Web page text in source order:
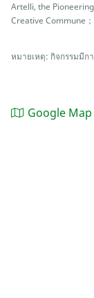
Artelli, the
Creative Commune
หมายเหตุ: กิจกรรมมีก
Google Map